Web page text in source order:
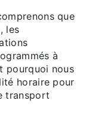
que
les
à
pourquoi nous
horaire pour
transport